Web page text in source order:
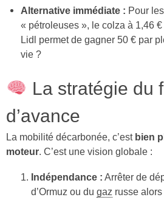
Alternative immédiate : Pour
« pétroleuses », le colza à 1,46
Lidl permet de gagner 50 € par
vie ?
La stratégie du
d’avance
La mobilité décarbonée, c’est bien
moteur. C’est une vision globale :
Indépendance : Arrêter de
d’Ormuz ou du gaz russe